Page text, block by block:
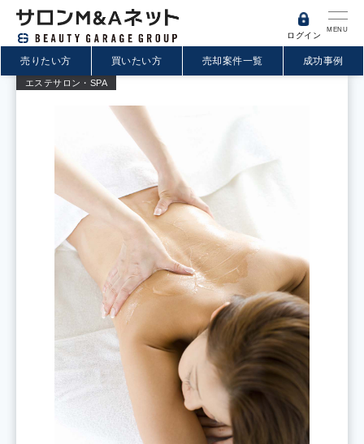
MENU
ログイン
売りたい方 買いたい方 売却案件一覧 成功事例
エステサロン・SPA